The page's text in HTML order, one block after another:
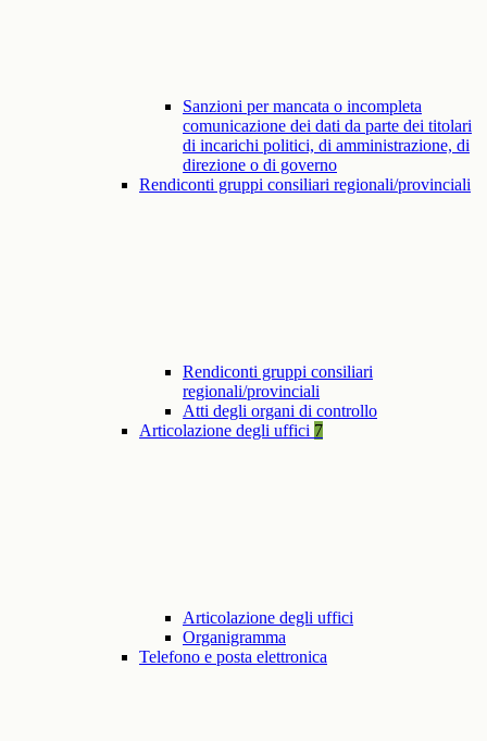
Sanzioni per mancata o incompleta
comunicazione dei dati da parte dei titolari
di incarichi politici, di amministrazione, di
direzione o di governo
Rendiconti gruppi consiliari regionali/provinciali
Rendiconti gruppi consiliari
regionali/provinciali
Atti degli organi di controllo
Articolazione degli uffici 7
Articolazione degli uffici
Organigramma
Telefono e posta elettronica